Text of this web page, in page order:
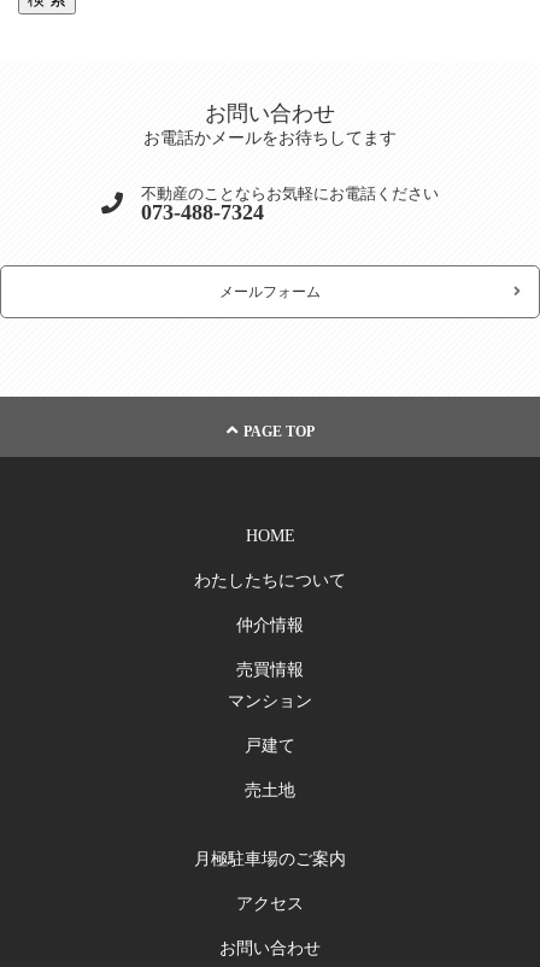
お問い合わせ
お電話かメールをお待ちしてます
不動産のことならお気軽にお電話ください
073-488-7324
メールフォーム
PAGE TOP
HOME
わたしたちについて
仲介情報
売買情報
マンション
戸建て
売土地
月極駐車場のご案内
アクセス
お問い合わせ